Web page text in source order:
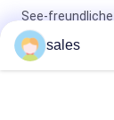
See-
einfach zu
Lake Holiday
Lounger für
sales